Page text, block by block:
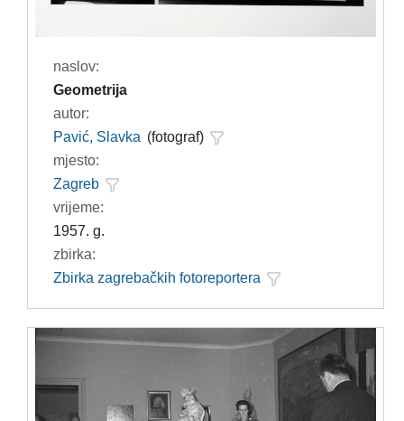
naslov:
Geometrija
autor:
Pavić, Slavka (fotograf)
mjesto:
Zagreb
vrijeme:
1957. g.
zbirka:
Zbirka zagrebačkih fotoreportera